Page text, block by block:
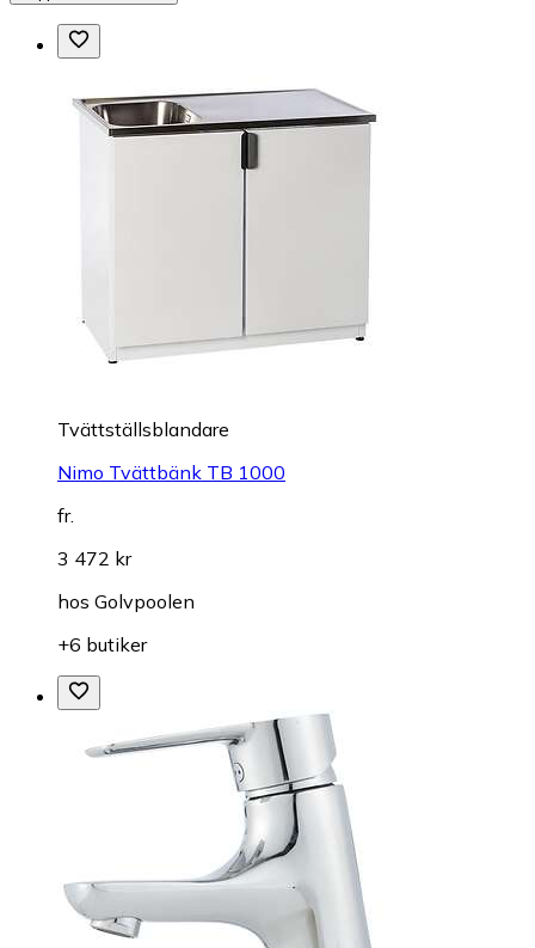
Tvättställsblandare
Nimo Tvättbänk TB 1000
fr.
3 472 kr
hos Golvpoolen
+6 butiker